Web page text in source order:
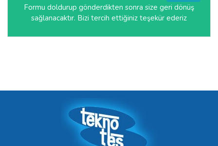
Formu doldurup gönderdikten sonra size geri dönüş
sağlanacaktır. Bizi tercih ettiğiniz teşekür ederiz